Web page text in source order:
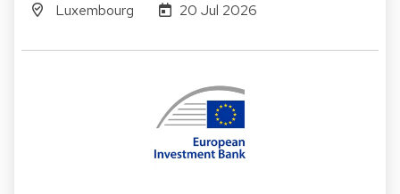
Luxembourg
20 Jul 2026